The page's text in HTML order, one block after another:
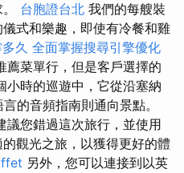
台胞證台北 我們的每艘裝
式和樂趣，即使有冷餐和雞
久 全面掌握搜尋引擎優化
薦菜單行，但是客戶選擇的
小時的巡遊中，它從沿塞納
的音頻指南則通向景點。
議您錯過這次旅行，並使用
觀光之旅，以獲得更好的體
另外，您可以連接到以英